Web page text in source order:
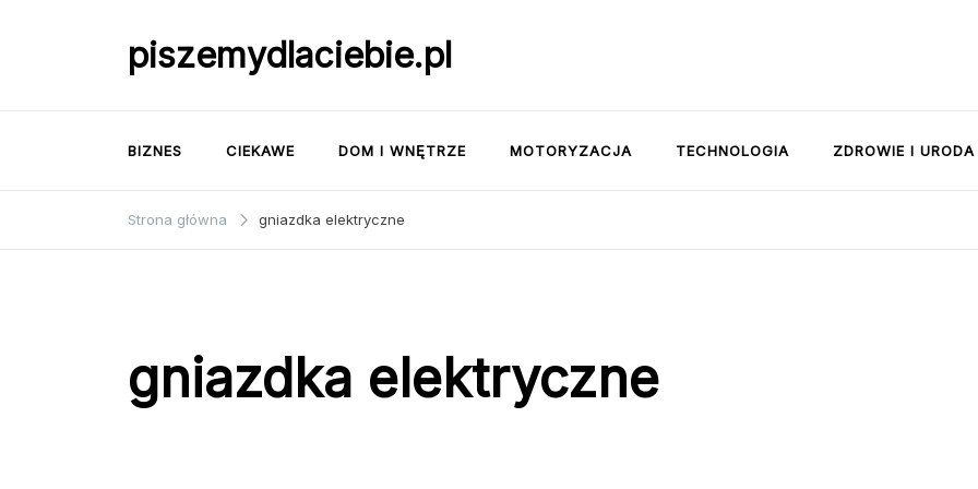
piszemydlaciebie.pl
BIZNES CIEKAWE DOM I WNĘTRZE MOTORYZACJA TECHNOLOGIA ZDROWIE I URODA
Strona główna gniazdka elektryczne
gniazdka elektryczne